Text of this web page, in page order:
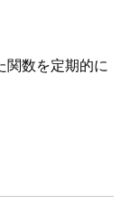
関数を定期的に